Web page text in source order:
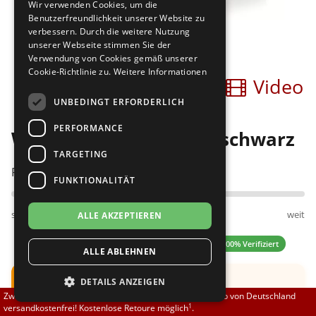
Brautschuhe
Sneaker
Übergrößen 43-44
Flexerinas
Merlet
Nueva Epoca
RayRose
Rummos
Rumpf
SoDanca
TopTanz
Bilder Video
Werner Kern Cindy 3,4 schwarz
Passt am besten bei Fußweite:
schmal normal weit
4.30 (10 Bewertungen) ✓ 100% Verifiziert
Hinweis: Schuh fällt groß aus.
Empfehlung: Einehalbe UKNummer kleiner
Zwischen 70,00 EUR und 800,00 EUR liefern wir innerhalb von Deutschland
versandkostenfrei! Kostenlose Retoure möglich1.
Wir verwenden Cookies, um die
Benutzerfreundlichkeit unserer Website zu
verbessern. Durch die weitere Nutzung
unserer Webseite stimmen Sie der
Verwendung von Cookies gemäß unserer
Cookie-Richtlinie zu. Weitere Informationen
UNBEDINGT ERFORDERLICH
PERFORMANCE
TARGETING
FUNKTIONALITÄT
ALLE AKZEPTIEREN
ALLE ABLEHNEN
DETAILS ANZEIGEN